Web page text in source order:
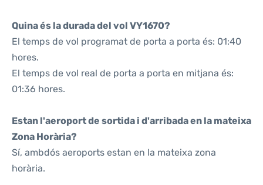
Quina és la durada del vol VY1670?
El temps de vol programat de porta a porta és: 01:40
hores.
El temps de vol real de porta a porta en mitjana és:
01:36 hores.
Estan l'aeroport de sortida i d'arribada en la mateixa
Zona Horària?
Sí, ambdós aeroports estan en la mateixa zona
horària.